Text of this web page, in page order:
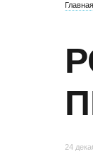
О нас
Пресс-
Отзывы
24